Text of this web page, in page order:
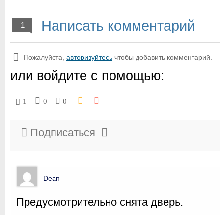
1 Написать комментарий
Пожалуйста, авторизуйтесь чтобы добавить комментарий.
или войдите с помощью:
1 0 0
Подписаться
Dean
Предусмотрительно снята дверь.